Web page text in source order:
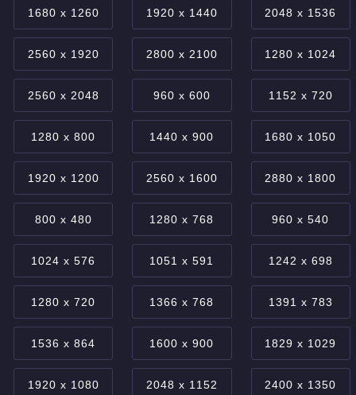
1680 x 1260 1920 x 1440 2048 x 1536
2560 x 1920 2800 x 2100 1280 x 1024
2560 x 2048 960 x 600 1152 x 720
1280 x 800 1440 x 900 1680 x 1050
1920 x 1200 2560 x 1600 2880 x 1800
800 x 480 1280 x 768 960 x 540
1024 x 576 1051 x 591 1242 x 698
1280 x 720 1366 x 768 1391 x 783
1536 x 864 1600 x 900 1829 x 1029
1920 x 1080 2048 x 1152 2400 x 1350